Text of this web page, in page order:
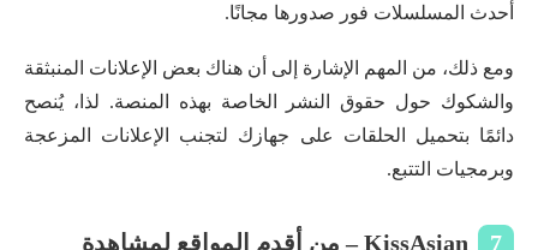
أحدث المسلسلات فور صدورها مجانًا.
ومع ذلك، من المهم الإشارة إلى أن هناك بعض الإعلانات المنبثقة
والشكوك حول حقوق النشر الخاصة بهذه المنصة. لذا، يُنصح
دائمًا بتحميل الحلقات على جهازك لتجنب الإعلانات المزعجة
وبرمجيات التتبع.
7
KissAsian – من أقدم المواقع لمشاهدة